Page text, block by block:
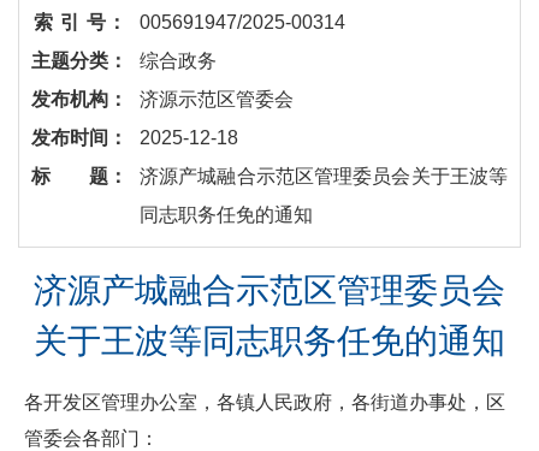
索 引 号：
005691947/2025-00314
主题分类：
综合政务
发布机构：
济源示范区管委会
发布时间：
2025-12-18
标 题：
济源产城融合示范区管理委员会关于王波等
同志职务任免的通知
济源产城融合示范区管理委员会
关于王波等同志职务任免的通知
各开发区管理办公室，各镇人民政府，各街道办事处，区
管委会各部门：